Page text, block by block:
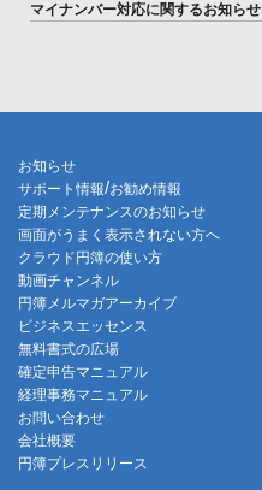
マイナンバー対応に関するお知らせ
お知らせ
サポート情報/お勧め情報
定期メンテナンスのお知らせ
画面がうまく表示されない方へ
クラウド円簿の使い方
動画チャンネル
円簿メルマガアーカイブ
ビジネスエッセンス
無料書式の広場
確定申告マニュアル
経理事務マニュアル
お問い合わせ
会社概要
円簿プレスリリース